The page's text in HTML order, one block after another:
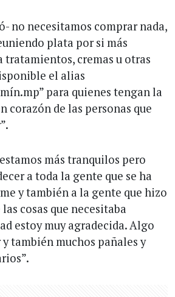
no necesitamos comprar nada,
plata por si más
tratamientos, cremas u otras
el alias
para quienes tengan la
corazón de las personas que
más tranquilos pero
a toda la gente que se ha
y también a la gente que hizo
cosas que necesitaba
estoy muy agradecida. Algo
también muchos pañales y